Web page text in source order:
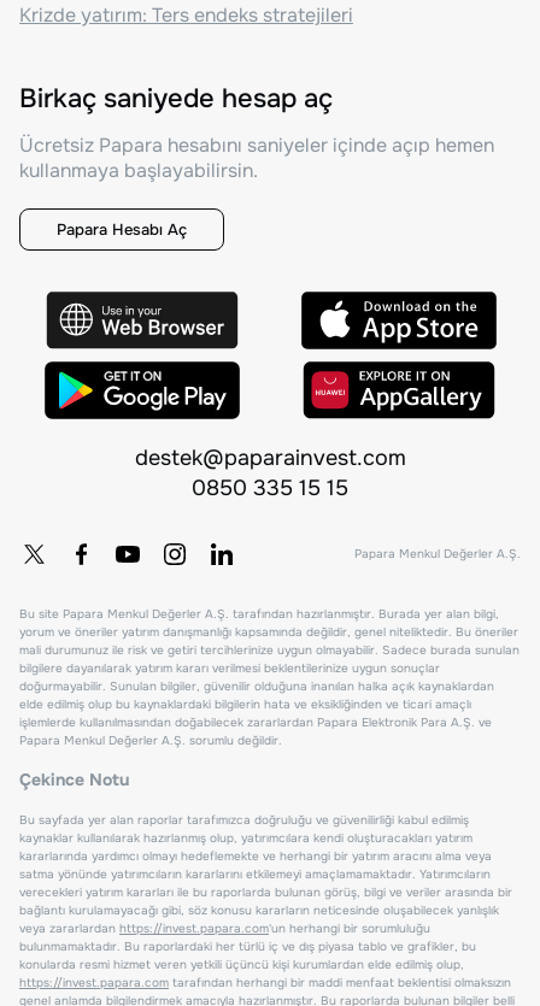
Krizde yatırım: Ters endeks stratejileri
Birkaç saniyede hesap aç
Ücretsiz Papara hesabını saniyeler içinde açıp hemen
kullanmaya başlayabilirsin.
Papara Hesabı Aç
destek@paparainvest.com
0850 335 15 15
Papara Menkul Değerler A.Ş.
Bu site Papara Menkul Değerler A.Ş. tarafından hazırlanmıştır. Burada yer alan bilgi,
yorum ve öneriler yatırım danışmanlığı kapsamında değildir, genel niteliktedir. Bu öneriler
mali durumunuz ile risk ve getiri tercihlerinize uygun olmayabilir. Sadece burada sunulan
bilgilere dayanılarak yatırım kararı verilmesi beklentilerinize uygun sonuçlar
doğurmayabilir. Sunulan bilgiler, güvenilir olduğuna inanılan halka açık kaynaklardan
elde edilmiş olup bu kaynaklardaki bilgilerin hata ve eksikliğinden ve ticari amaçlı
işlemlerde kullanılmasından doğabilecek zararlardan Papara Elektronik Para A.Ş. ve
Papara Menkul Değerler A.Ş. sorumlu değildir.
Çekince Notu
Bu sayfada yer alan raporlar tarafımızca doğruluğu ve güvenilirliği kabul edilmiş
kaynaklar kullanılarak hazırlanmış olup, yatırımcılara kendi oluşturacakları yatırım
kararlarında yardımcı olmayı hedeflemekte ve herhangi bir yatırım aracını alma veya
satma yönünde yatırımcıların kararlarını etkilemeyi amaçlamamaktadır. Yatırımcıların
verecekleri yatırım kararları ile bu raporlarda bulunan görüş, bilgi ve veriler arasında bir
bağlantı kurulamayacağı gibi, söz konusu kararların neticesinde oluşabilecek yanlışlık
veya zararlardan https://invest.papara.com'un herhangi bir sorumluluğu
bulunmamaktadır. Bu raporlardaki her türlü iç ve dış piyasa tablo ve grafikler, bu
konularda resmi hizmet veren yetkili üçüncü kişi kurumlardan elde edilmiş olup,
https://invest.papara.com tarafından herhangi bir maddi menfaat beklentisi olmaksızın
genel anlamda bilgilendirmek amacıyla hazırlanmıştır. Bu raporlarda bulunan bilgiler belli